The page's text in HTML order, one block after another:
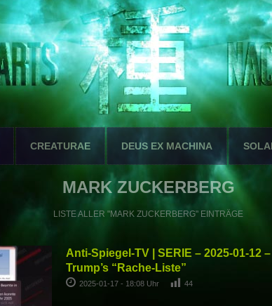
CREATURAE DEUS EX MACHINA
MARK ZUCKERBERG
LISTE ALLER "MARK ZUCKERBERG" EINTRÄGE
Anti-Spiegel-TV | SERIE – 2025-01-12
Trump’s “Rache-Liste”
2025-01-17 - 18:08 Uhr 44